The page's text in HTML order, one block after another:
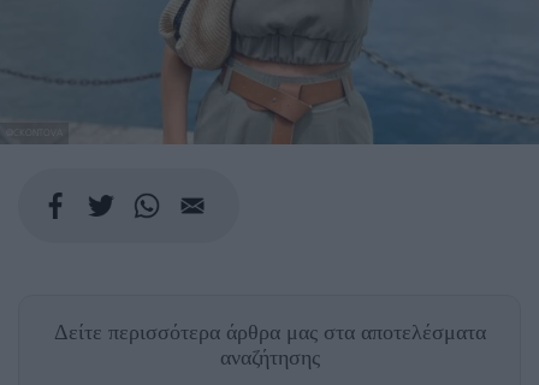
Δείτε περισσότερα άρθρα μας στα αποτελέσματα
αναζήτησης